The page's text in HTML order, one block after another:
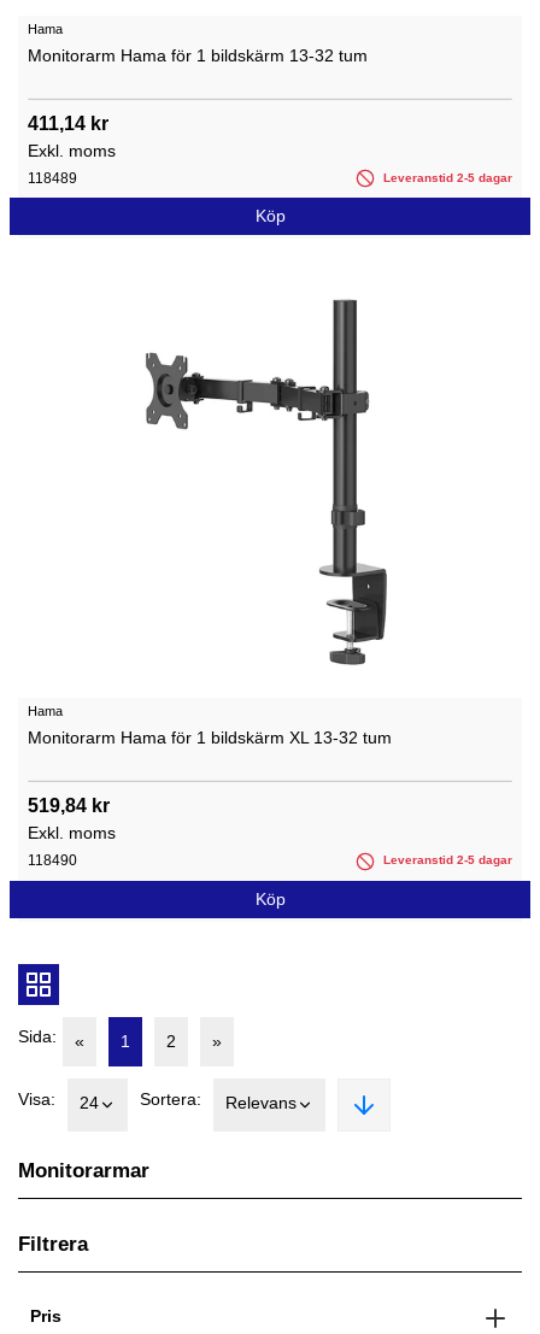
Monitorarmar
Filtrera
Pris
Hama
Monitorarm Hama för 1 bildskärm 13-32 tum
411,14 kr
Exkl. moms
118489 Leveranstid 2-5 dagar
Köp
Hama
Monitorarm Hama för 1 bildskärm XL 13-32 tum
519,84 kr
Exkl. moms
118490 Leveranstid 2-5 dagar
Köp
Sida: « 1 2 »
Visa: 24 Sortera: Relevans